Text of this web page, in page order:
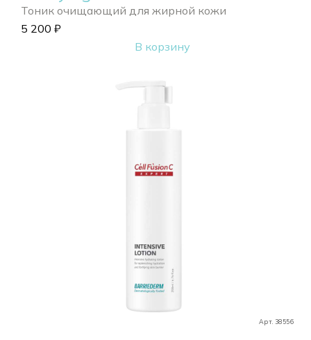
Тоник очищающий для жирной кожи
5 200 ₽
В корзину
Арт. 38556